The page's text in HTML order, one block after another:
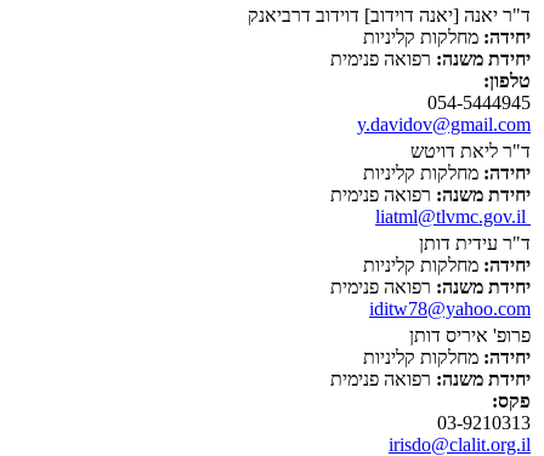
ד"ר יאנה [יאנה דוידוב] דוידוב דרביאנק
יחידה: מחלקות קליניות
יחידת משנה: רפואה פנימית
טלפון:
054-5444945
y.davidov@gmail.com
ד"ר ליאת דויטש
יחידה: מחלקות קליניות
יחידת משנה: רפואה פנימית
ד"ר עידית דותן
יחידה: מחלקות קליניות
יחידת משנה: רפואה פנימית
iditw78@yahoo.com
פרופ' איריס דותן
יחידה: מחלקות קליניות
יחידת משנה: רפואה פנימית
פקס:
03-9210313
irisdo@clalit.org.il